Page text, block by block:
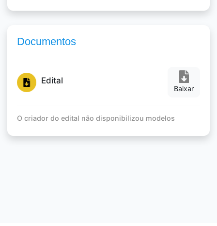
Documentos
Edital
Baixar
O criador do edital não disponibilizou modelos